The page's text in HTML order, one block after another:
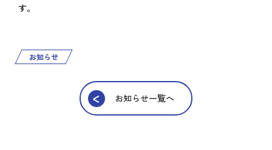
す。
お知らせ
お知らせ一覧へ